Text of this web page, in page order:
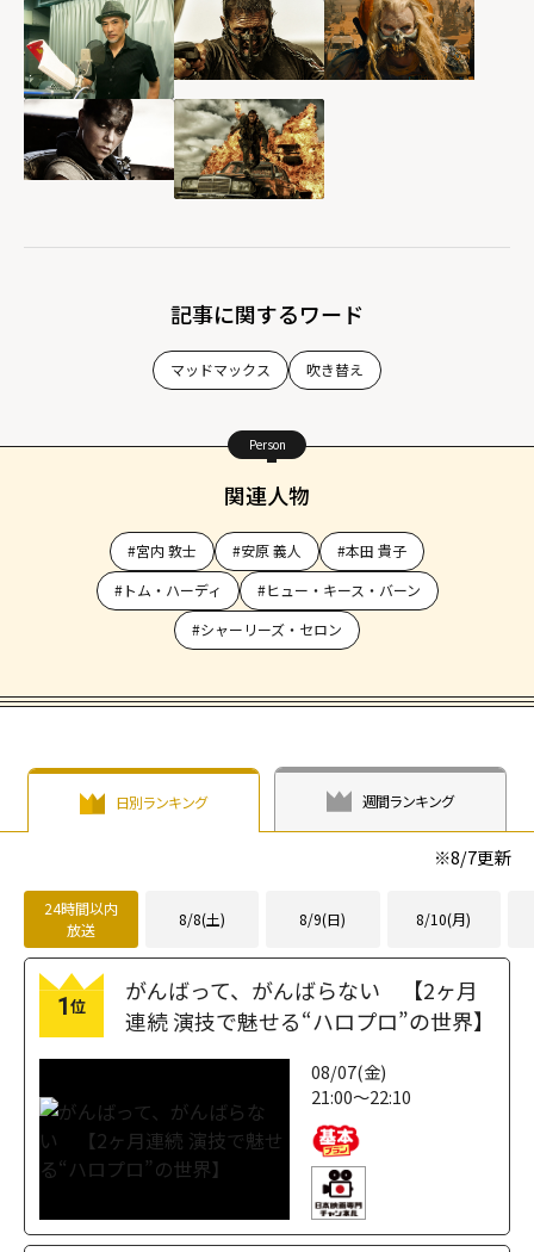
記事に関するワード
マッドマックス 吹き替え
Person
関連人物
#宮内 敦士 #安原 義人
#本田 貴子
#トム・ハーディ
#ヒュー・キース・バーン
#シャーリーズ・セロン
日別ランキング 週間ランキング
※8/7更新
24時間以内
放送
8/8(土) 8/9(日) 8/10(月)
1位
がんばって、がんばらない 【2ヶ月
連続 演技で魅せる“ハロプロ”の世界】
08/07(金)
21:00～22:10